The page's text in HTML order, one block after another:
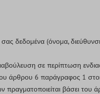
δεδομένα (όνομα,
σε περίπτωση
άρθρου 6 παράγραφος 1
βάσει